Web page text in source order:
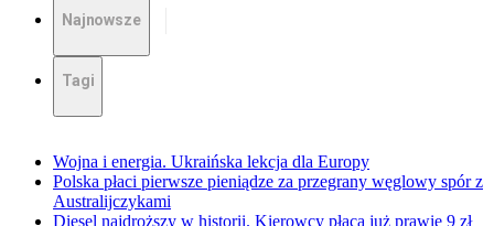
Najnowsze
Tagi
Wojna i energia. Ukraińska lekcja dla Europy
Polska płaci pierwsze pieniądze za przegrany węglowy spór z
Australijczykami
Diesel najdroższy w historii. Kierowcy płacą już prawie 9 zł